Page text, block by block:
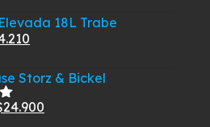
$7.110.
precios:
hasta
$19.990
18L Trabe
actual
$4.210.
Storz & Bickel
24.900